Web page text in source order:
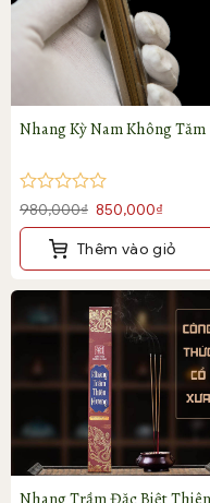
Nhang Kỳ Nam Không Tăm
Được
xếp
hạng
5
sao
980,000₫ Giá
gốc
là:
850,000₫
hiện
tại
Thêm vào giỏ
Nhang Trầm Đặc Biệt Thiên